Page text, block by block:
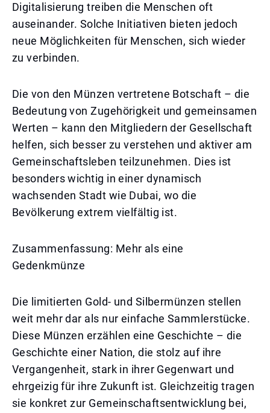
Digitalisierung treiben die Menschen oft
auseinander. Solche Initiativen bieten jedoch
neue Möglichkeiten für Menschen, sich wieder
zu verbinden.
Die von den Münzen vertretene Botschaft – die
Bedeutung von Zugehörigkeit und gemeinsamen
Werten – kann den Mitgliedern der Gesellschaft
helfen, sich besser zu verstehen und aktiver am
Gemeinschaftsleben teilzunehmen. Dies ist
besonders wichtig in einer dynamisch
wachsenden Stadt wie Dubai, wo die
Bevölkerung extrem vielfältig ist.
Zusammenfassung: Mehr als eine
Gedenkmünze
Die limitierten Gold- und Silbermünzen stellen
weit mehr dar als nur einfache Sammlerstücke.
Diese Münzen erzählen eine Geschichte – die
Geschichte einer Nation, die stolz auf ihre
Vergangenheit, stark in ihrer Gegenwart und
ehrgeizig für ihre Zukunft ist. Gleichzeitig tragen
sie konkret zur Gemeinschaftsentwicklung bei,